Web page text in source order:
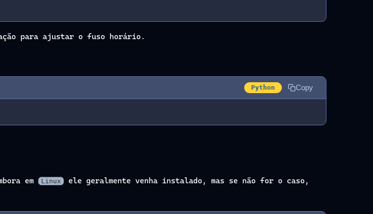
para ajustar o fuso horário.
Python Copy
em Linux
ele geralmente venha instalado, mas se não for o caso,